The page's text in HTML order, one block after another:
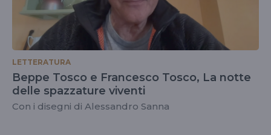
LETTERATURA
Beppe Tosco e Francesco Tosco, La notte
delle spazzature viventi
Con i disegni di Alessandro Sanna